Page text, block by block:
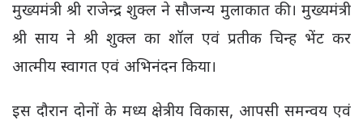
मुख्यमंत्री श्री राजेन्द्र शुक्ल ने सौजन्य मुलाकात की। मुख्यमंत्री
श्री साय ने श्री शुक्ल का शॉल एवं प्रतीक चिन्ह भेंट कर
आत्मीय स्वागत एवं अभिनंदन किया।
इस दौरान दोनों के मध्य क्षेत्रीय विकास, आपसी समन्वय एवं